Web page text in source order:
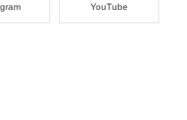
YouTube